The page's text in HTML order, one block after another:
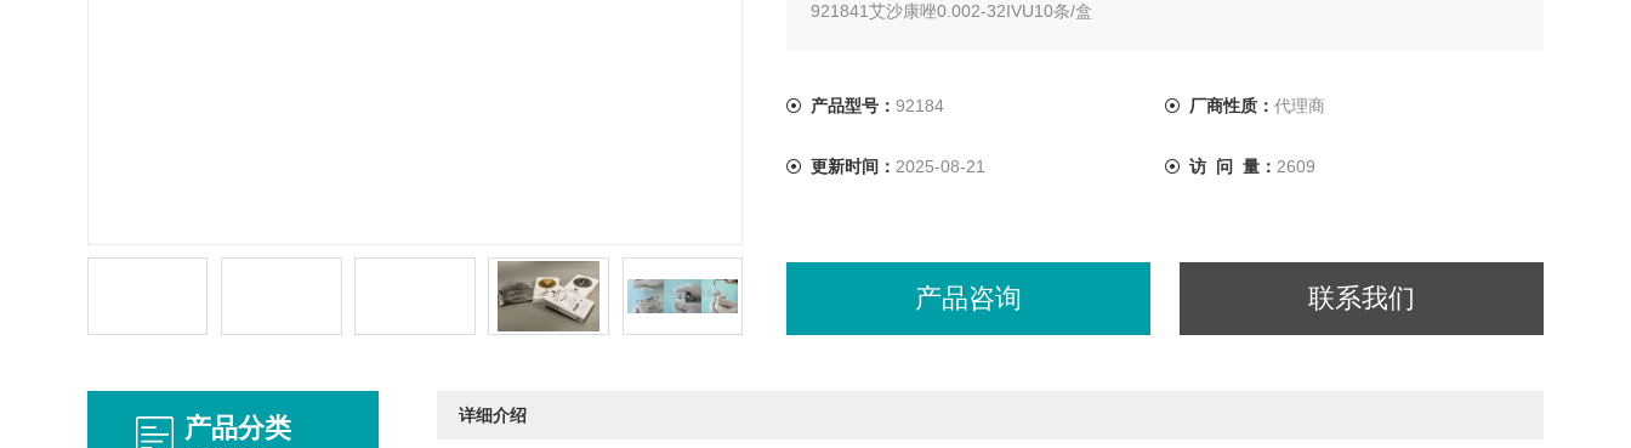
921841艾沙康唑0.002-32IVU10条/盒
产品型号： 92184 厂商性质： 代理商
更新时间： 2025-08-21 访 问 量： 2609
产品咨询 联系我们
产品分类 详细介绍